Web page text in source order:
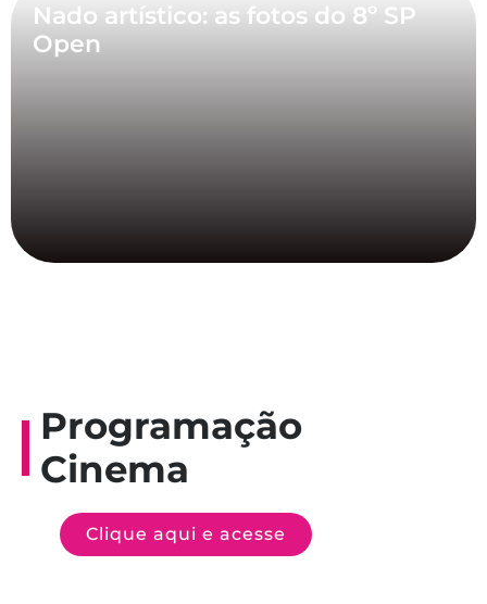
Nado artístico: as fotos do 8º SP
Open
Programação
Cinema
Clique aqui e acesse